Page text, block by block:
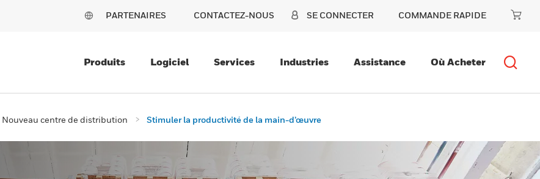
PARTENAIRES CONTACTEZ-NOUS SE CONNECTER COMMANDE RAPIDE
Produits Logiciel Services Industries Assistance Où Acheter
Nouveau centre de distribution Stimuler la productivité de la main-d’œuvre